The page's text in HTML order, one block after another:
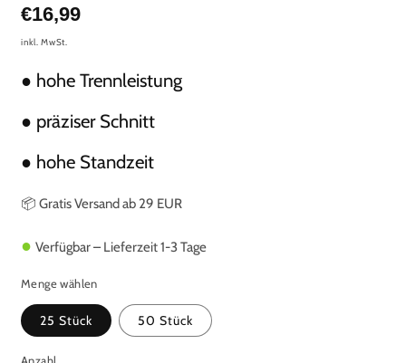
Normaler
€16,99
inkl. MwSt.
● hohe Trennleistung
● präziser Schnitt
● hohe Standzeit
📦 Gratis Versand ab 29 EUR
● Verfügbar – Lieferzeit 1-3 Tage
Menge wählen
25 Stück 50 Stück
Anzahl